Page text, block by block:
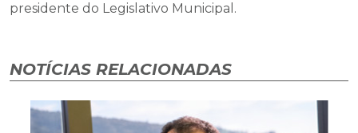
presidente do Legislativo Municipal.
NOTÍCIAS RELACIONADAS